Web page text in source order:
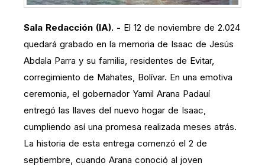
Sala Redacción (IA). - El 12 de noviembre de 2.024
quedará grabado en la memoria de Isaac de Jesús
Abdala Parra y su familia, residentes de Evitar,
corregimiento de Mahates, Bolívar. En una emotiva
ceremonia, el gobernador Yamil Arana Padauí
entregó las llaves del nuevo hogar de Isaac,
cumpliendo así una promesa realizada meses atrás.
La historia de esta entrega comenzó el 2 de
septiembre, cuando Arana conoció al joven